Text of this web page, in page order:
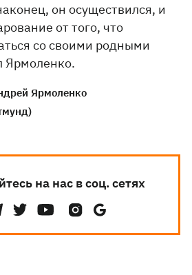
он осуществился, и
от того, что
со своими родными
Ярмоленко.
Ярмоленко
на нас в соц. сетях